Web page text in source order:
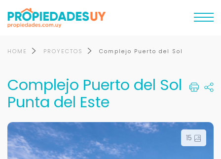
HOME PROYECTOS Complejo Puerto del Sol
Complejo Puerto del Sol
Punta del Este
15